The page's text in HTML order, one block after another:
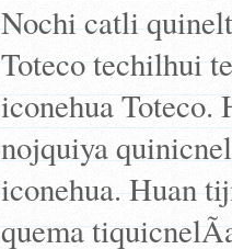
Nochi catli
Toteco techilhui
iconehua
nojquiya
iconehua. Huan
quema